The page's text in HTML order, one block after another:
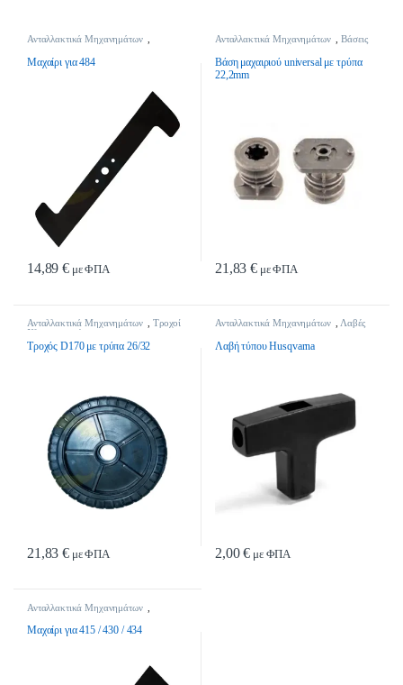
Ανταλλακτικά Μηχανημάτων
Μαχαίρι για 484
14,89€ με ΦΠΑ
Ανταλλακτικά Μηχανημάτων
Βάσεις
Βάση μαχαιριού universal με τρύπα
22,2mm
21,83€ με ΦΠΑ
Ανταλλακτικά Μηχανημάτων , Τροχοί
Χλοοκοπτικών
Τροχός D170 με τρύπα 26/32
21,83€ με ΦΠΑ
Ανταλλακτικά Μηχανημάτων , Λαβές
Λαβή τύπου Husqvarna
2,00€ με ΦΠΑ
Ανταλλακτικά Μηχανημάτων
Μαχαίρι για 415 / 430 / 434